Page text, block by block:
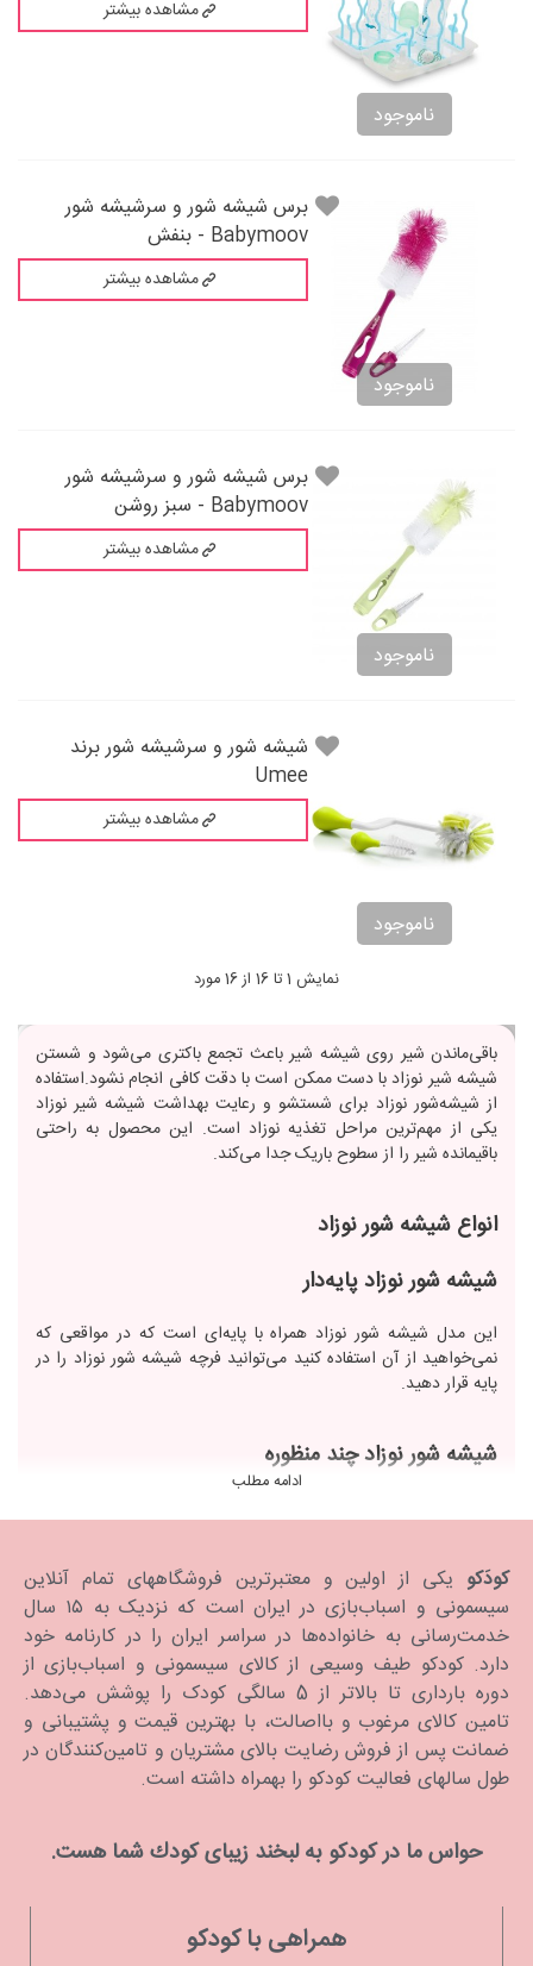
ناموجود
مشاهده بیشتر
ناموجود
برس شیشه شور و سرشیشه شور
Babymoov - بنفش
مشاهده بیشتر
ناموجود
برس شیشه شور و سرشیشه شور
Babymoov - سبز روشن
مشاهده بیشتر
ناموجود
شیشه شور و سرشیشه شور برند
Umee
مشاهده بیشتر
نمایش 1 تا 16 از 16 مورد
باقی‌ماندن شیر روی شیشه شیر باعث تجمع باکتری می‌شود و شستن
شیشه شیر نوزاد با دست ممکن است با دقت کافی انجام نشود.استفاده
از شیشه‌شور نوزاد برای شستشو و رعایت بهداشت شیشه شیر نوزاد
یکی از مهم‌ترین مراحل تغذیه نوزاد است. این محصول به راحتی
باقیمانده شیر را از سطوح باریک جدا می‌کند.
انواع شیشه شور نوزاد
شیشه شور نوزاد پایه‌دار
این مدل شیشه شور نوزاد همراه با پایه‌ای است که در مواقعی که
نمی‌خواهید از آن استفاده کنید می‌توانید فرچه شیشه شور نوزاد را در
پایه قرار دهید.
شیشه شور نوزاد چند منظوره
بهترین برندهای شیشه شور نوزاد
ب آ با
نوبی
دکتر براون
نوویتا
اطمینان پیدا کنید که سایز برس شیشه شور نوزاد مناسب است و کاملا
می‌‌تواند شیشه شیر نوزاد را تمیز کند.
ادامه مطلب
کودَکو یکی از اولین و معتبرترین فروشگاههای تمام آنلاین
سیسمونی و اسباب‌بازی در ایران است که نزدیک به ۱۵ سال
خدمت‌رسانی به خانواده‌ها در سراسر ایران را در کارنامه خود
دارد. كودكو طیف وسیعی از کالای سیسمونی و اسباب‌بازی از
دوره بارداری تا بالاتر از 5 سالگی کودک را پوشش می‌دهد.
تامین کالای مرغوب و بااصالت، با بهترین قیمت و پشتیبانی و
ضمانت پس از فروش رضایت بالای مشتریان و تامین‌کنندگان در
طول سالهای فعالیت کودکو را بهمراه داشته است.
حواس ما در كودكو به لبخند زیبای كودك شما هست.
همراهی با کودکو